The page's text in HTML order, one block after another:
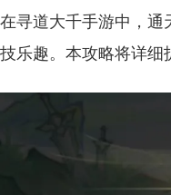
在寻道大千手游中，通
技乐趣。本攻略将详细